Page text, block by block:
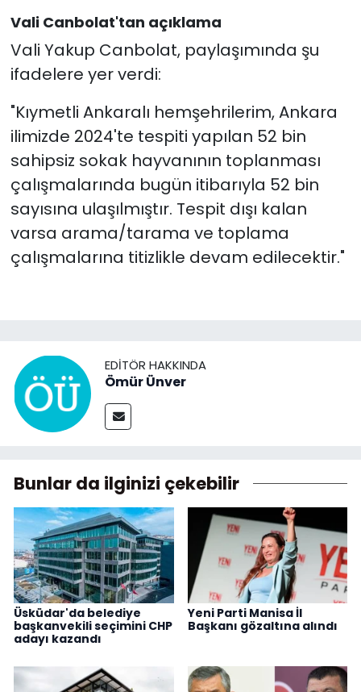
Vali Canbolat'tan açıklama
Vali Yakup Canbolat, paylaşımında şu
ifadelere yer verdi:
"Kıymetli Ankaralı hemşehrilerim, Ankara
ilimizde 2024'te tespiti yapılan 52 bin
sahipsiz sokak hayvanının toplanması
çalışmalarında bugün itibarıyla 52 bin
sayısına ulaşılmıştır. Tespit dışı kalan
varsa arama/tarama ve toplama
çalışmalarına titizlikle devam edilecektir."
EDITÖR HAKKINDA
Ömür Ünver
Bunlar da ilginizi çekebilir
Üsküdar'da belediye
başkanvekili seçimini CHP
adayı kazandı
Yeni Parti Manisa İl
Başkanı gözaltına alındı